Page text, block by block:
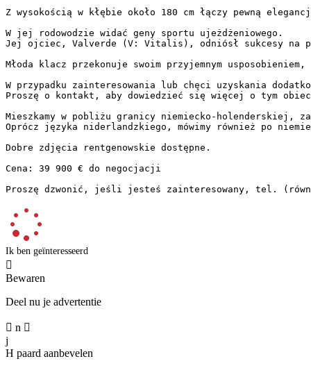
Z wysokością w kłębie około 180 cm łączy pewną
W jej rodowodzie widać geny sportu ujeżdżeniowego.
Jej ojciec, Valverde (V: Vitalis), odniósł sukcesy na
Młoda klacz przekonuje swoim przyjemnym
W przypadku zainteresowania lub chęci uzyskania
Proszę o kontakt, aby dowiedzieć się więcej o tym
Mieszkamy w pobliżu granicy niemiecko-holenderskiej,
Oprócz języka niderlandzkiego, mówimy również po
Dobre zdjęcia rentgenowskie dostępne.
Cena: 39 900 € do negocjacji
Proszę dzwonić, jeśli jesteś zainteresowany, tel.
Ik ben geïnteresseerd

Bewaren
Deel nu je advertentie
 n 
j
H paard aanbevelen